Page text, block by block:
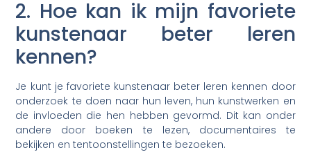
2. Hoe kan ik mijn favoriete
kunstenaar beter leren
kennen?
Je kunt je favoriete kunstenaar beter leren kennen door
onderzoek te doen naar hun leven, hun kunstwerken en
de invloeden die hen hebben gevormd. Dit kan onder
andere door boeken te lezen, documentaires te
bekijken en tentoonstellingen te bezoeken.